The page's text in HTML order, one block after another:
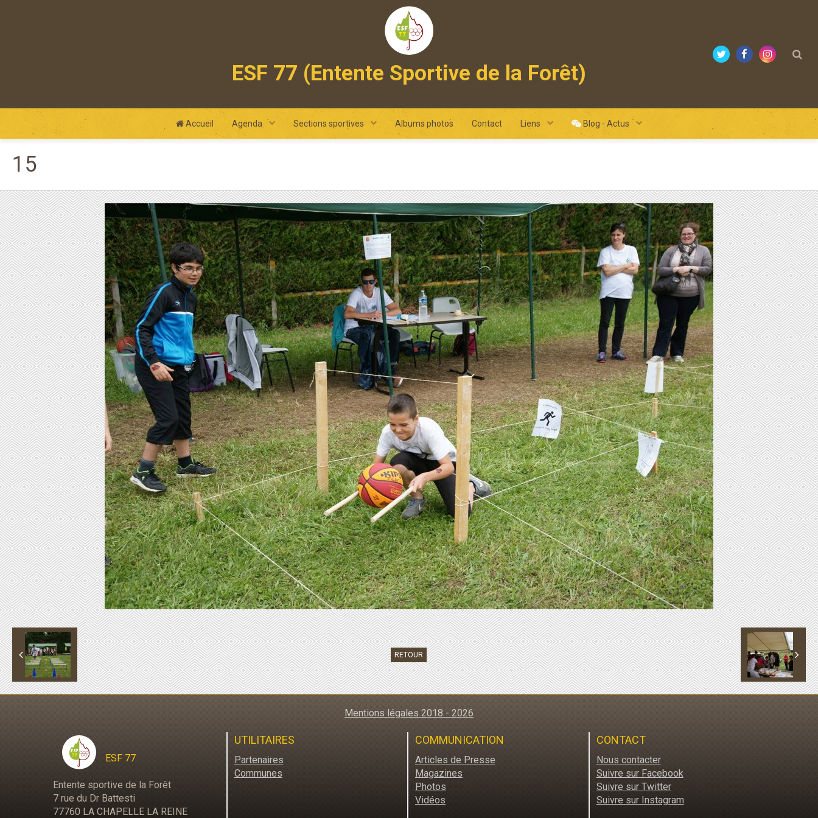
ESF 77 (Entente Sportive de la Forêt)
Accueil Agenda Sections sportives Albums photos Contact Liens Blog - Actus
15
RETOUR
Mentions légales 2018 - 2026
ESF 77
Entente sportive de la Forêt
7 rue du Dr Battesti
77760 LA CHAPELLE LA REINE
UTILITAIRES
Partenaires
Communes
COMMUNICATION
Articles de Presse
Magazines
Photos
Vidéos
CONTACT
Nous contacter
Suivre sur Facebook
Suivre sur Twitter
Suivre sur Instagram